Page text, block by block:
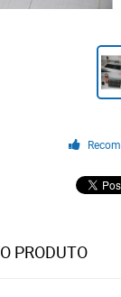
PRODUTO